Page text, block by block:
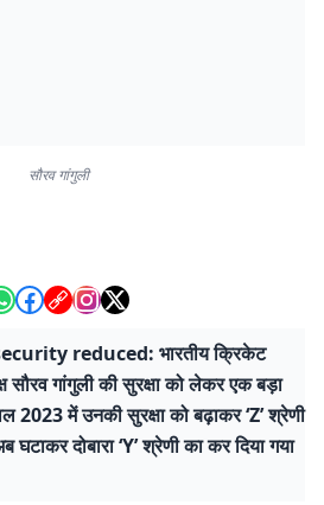
सौरव गांगुली
reduced: भारतीय क्रिकेट
सौरव गांगुली की सुरक्षा को लेकर एक बड़ा
में उनकी सुरक्षा को बढ़ाकर ‘Z’ श्रेणी
दोबारा ‘Y’ श्रेणी का कर दिया गया